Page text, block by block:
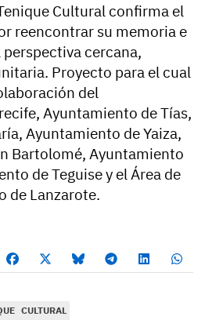
Cultural confirma el
reencontrar su memoria e
cercana,
Proyecto para el cual
del
Ayuntamiento de Tías,
Ayuntamiento de Yaiza,
Bartolomé, Ayuntamiento
de Teguise y el Área de
de Lanzarote.
CULTURAL